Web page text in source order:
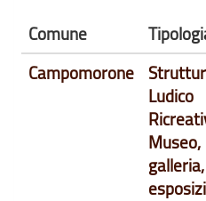
Comune
Campomorone
Ludico
Museo,
galleria,